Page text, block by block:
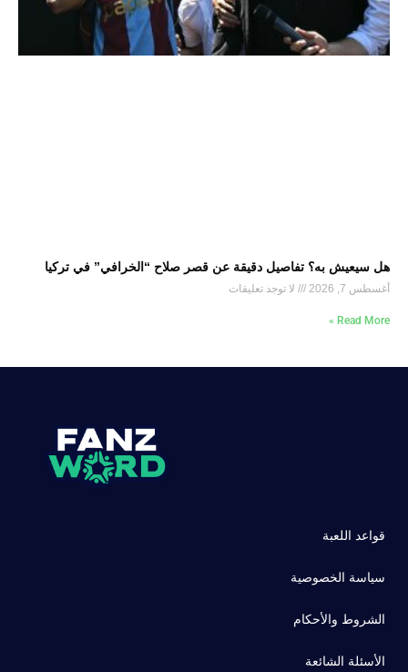
هل سيعيش به؟ تفاصيل دقيقة عن قصر صلاح “الخرافي” في تركيا
أغسطس 7, 2026 لا توجد تعليقات
Read More »
قواعد اللعبة
سياسة الخصوصية
الشروط والأحكام
الأسئلة الشائعة